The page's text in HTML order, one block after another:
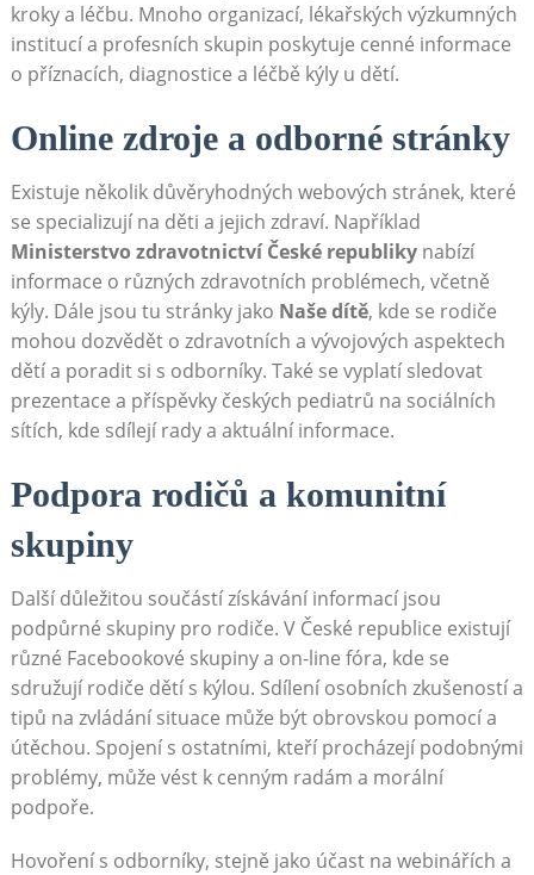
kroky a léčbu. Mnoho organizací, lékařských výzkumných
institucí a profesních skupin poskytuje cenné informace
o příznacích, diagnostice a léčbě kýly u dětí.
Online zdroje a odborné stránky
Existuje několik důvěryhodných webových stránek, které
se specializují na děti a jejich zdraví. Například
Ministerstvo zdravotnictví České republikynabízí
informace o různých zdravotních problémech, včetně
kýly. Dále jsou tu stránky jako Naše dítě, kde se rodiče
mohou dozvědět o zdravotních a vývojových aspektech
dětí a poradit si s odborníky. Také se vyplatí sledovat
prezentace a příspěvky českých pediatrů na sociálních
sítích, kde sdílejí rady a aktuální informace.
Podpora rodičů a komunitní
skupiny
Další důležitou součástí získávání informací jsou
podpůrné skupiny pro rodiče. V České republice existují
různé Facebookové skupiny a on-line fóra, kde se
sdružují rodiče dětí s kýlou. Sdílení osobních zkušeností a
tipů na zvládání situace může být obrovskou pomocí a
útěchou. Spojení s ostatními, kteří procházejí podobnými
problémy, může vést k cenným radám a morální
podpoře.
Hovoření s odborníky, stejně jako účast na webinářích a